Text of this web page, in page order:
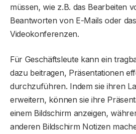
müssen, wie z.B. das Bearbeiten
Beantworten von E-Mails oder
Videokonferenzen.
Für Geschäftsleute kann ein
dazu beitragen, Präsentationen
durchzuführen. Indem sie ihren
erweitern, können sie ihre
einem Bildschirm anzeigen,
anderen Bildschirm Notizen